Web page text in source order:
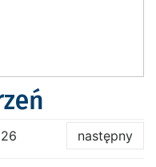
następny